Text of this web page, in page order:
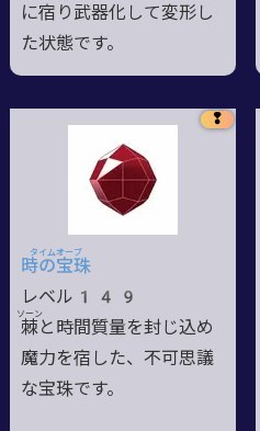
に宿り武器化して変形し
た状態です。
❢
時の
タイムオーブ
宝珠
レベル149
棘
ソーン
と時間質量を封じ込め
魔力を宿した、不可思議
な宝珠です。